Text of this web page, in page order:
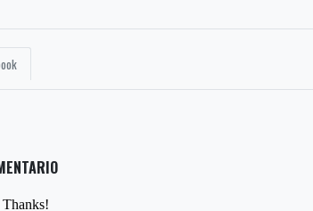
Thanks!